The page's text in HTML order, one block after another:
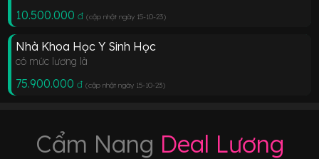
10.500.000 đ (cập nhật ngày 15-10-23)
Nhà Khoa Học Y Sinh Học
có mức lương là
75.900.000 đ (cập nhật ngày 15-10-23)
Cẩm Nang Deal Lương